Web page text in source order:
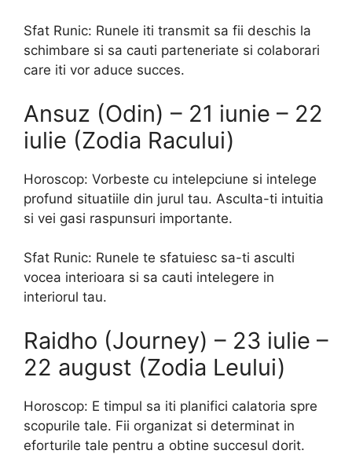
Sfat Runic: Runele iti transmit sa fii deschis la
schimbare si sa cauti parteneriate si colaborari
care iti vor aduce succes.
Ansuz (Odin) – 21 iunie – 22
iulie (Zodia Racului)
Horoscop: Vorbeste cu intelepciune si intelege
profund situatiile din jurul tau. Asculta-ti intuitia
si vei gasi raspunsuri importante.
Sfat Runic: Runele te sfatuiesc sa-ti asculti
vocea interioara si sa cauti intelegere in
interiorul tau.
Raidho (Journey) – 23 iulie –
22 august (Zodia Leului)
Horoscop: E timpul sa iti planifici calatoria spre
scopurile tale. Fii organizat si determinat in
eforturile tale pentru a obtine succesul dorit.